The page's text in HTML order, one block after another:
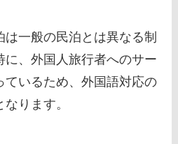
一般の民泊とは異なる制
に、外国人旅行者へのサー
ているため、外国語対応の
ります。